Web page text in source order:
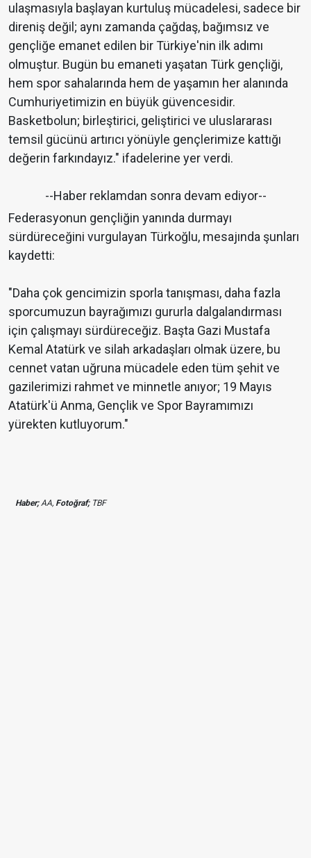
ulaşmasıyla başlayan kurtuluş mücadelesi, sadece bir
direniş değil; aynı zamanda çağdaş, bağımsız ve
gençliğe emanet edilen bir Türkiye'nin ilk adımı
olmuştur. Bugün bu emaneti yaşatan Türk gençliği,
hem spor sahalarında hem de yaşamın her alanında
Cumhuriyetimizin en büyük güvencesidir.
Basketbolun; birleştirici, geliştirici ve uluslararası
temsil gücünü artırıcı yönüyle gençlerimize kattığı
değerin farkındayız." ifadelerine yer verdi.
--Haber reklamdan sonra devam ediyor--
Federasyonun gençliğin yanında durmayı
sürdüreceğini vurgulayan Türkoğlu, mesajında şunları
kaydetti:
"Daha çok gencimizin sporla tanışması, daha fazla
sporcumuzun bayrağımızı gururla dalgalandırması
için çalışmayı sürdüreceğiz. Başta Gazi Mustafa
Kemal Atatürk ve silah arkadaşları olmak üzere, bu
cennet vatan uğruna mücadele eden tüm şehit ve
gazilerimizi rahmet ve minnetle anıyor; 19 Mayıs
Atatürk'ü Anma, Gençlik ve Spor Bayramımızı
yürekten kutluyorum."
Haber;AA, Fotoğraf;TBF